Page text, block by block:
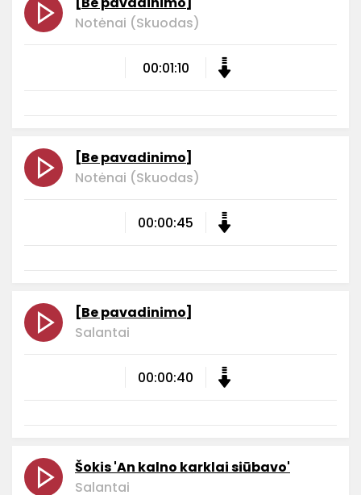
Notėnai (Skuodas)
00:01:10
[Be pavadinimo]
Notėnai (Skuodas)
00:00:45
[Be pavadinimo]
Salantai
00:00:40
Šokis 'An kalno karklai siūbavo'
Salantai